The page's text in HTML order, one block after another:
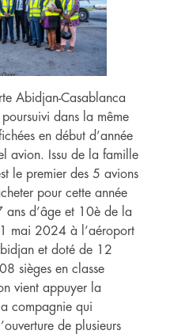
Abidjan-Casablanca
dans la même
en début d’année
avion. Issu de la famille
le premier des 5 avions
pour cette année
d’âge et 10è de la
mai 2024 à l’aéroport
et doté de 12
sièges en classe
vient appuyer la
compagnie qui
de plusieurs